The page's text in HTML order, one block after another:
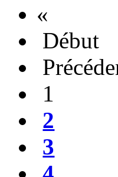
«
Début
1
2
3